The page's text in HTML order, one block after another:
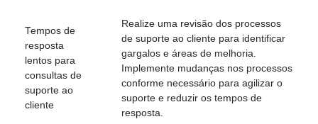
Tempos de
resposta
lentos para
consultas de
suporte ao
cliente
Realize uma revisão dos processos
de suporte ao cliente para identificar
gargalos e áreas de melhoria.
Implemente mudanças nos processos
conforme necessário para agilizar o
suporte e reduzir os tempos de
resposta.